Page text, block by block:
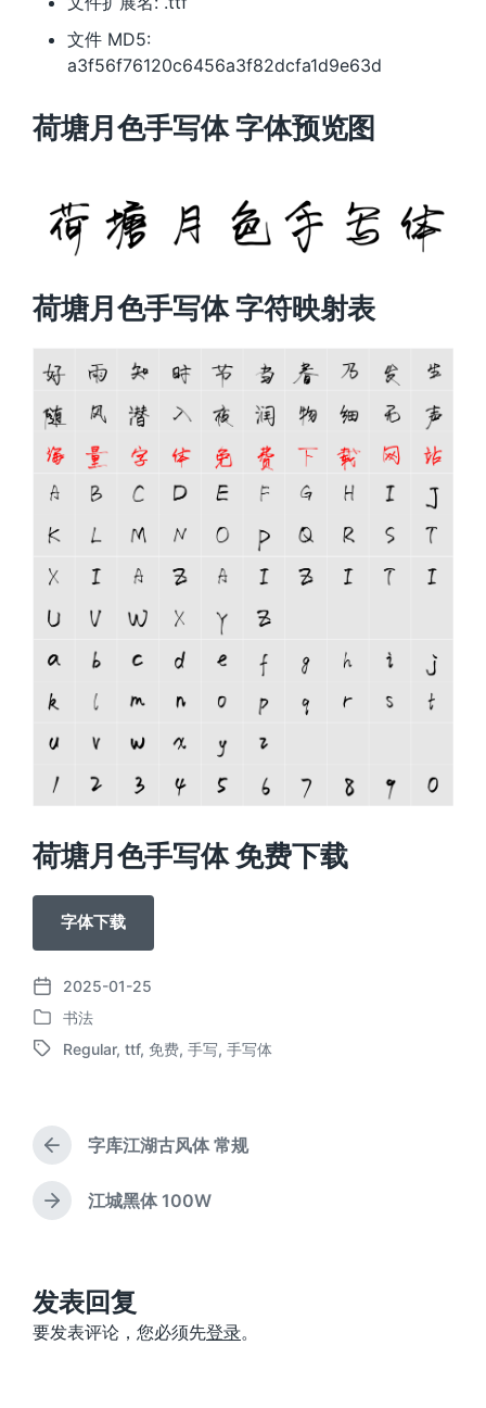
文件 MD5:
a3f56f76120c6456a3f82dcfa1d9e63d
荷塘月色手写体 字体预览图
荷塘月色手写体 字符映射表
荷塘月色手写体 免费下载
字体下载
发
布
日
2025-01-25
发
布
书法
标
Regular, ttf, 免费, 手写, 手写体
上
篇
文
章
字库江湖古风体 常规
下
：
江城黑体 100W
发表回复
要发表评论，您必须先登录。